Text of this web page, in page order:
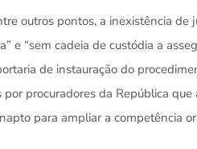
outros pontos, a inexistência
e “sem cadeia de custódia a
de instauração do
procuradores da República
para ampliar a competência